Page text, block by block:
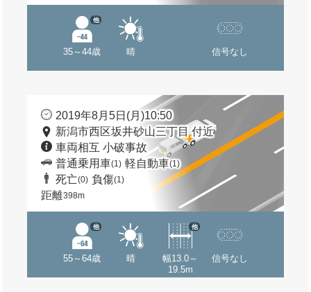
35～44歳
他
晴 信号なし
2019年8月5日(月)10:50
新潟市西区坂井砂山三丁目 付近
車両相互 小破事故
普通乗用車(1) 軽自動車(1)
死亡(0) 負傷(1)
距離398m
55～64歳
他
晴
幅13.0～
19.5m
他
信号なし